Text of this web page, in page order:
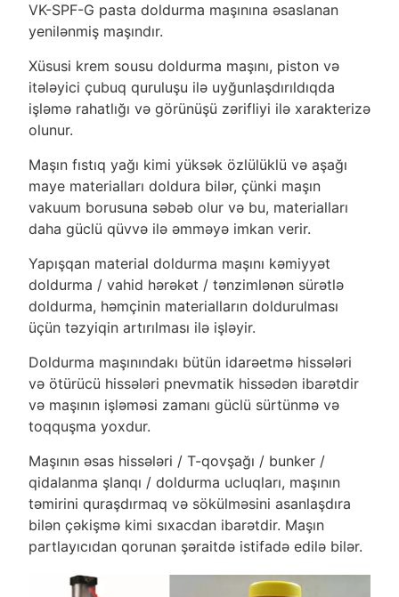
VK-SPF-G pasta doldurma maşınına əsaslanan
yenilənmiş maşındır.
Xüsusi krem sousu doldurma maşını, piston və
itələyici çubuq quruluşu ilə uyğunlaşdırıldıqda
işləmə rahatlığı və görünüşü zərifliyi ilə xarakterizə
olunur.
Maşın fıstıq yağı kimi yüksək özlülüklü və aşağı
maye materialları doldura bilər, çünki maşın
vakuum borusuna səbəb olur və bu, materialları
daha güclü qüvvə ilə əmməyə imkan verir.
Yapışqan material doldurma maşını kəmiyyət
doldurma / vahid hərəkət / tənzimlənən sürətlə
doldurma, həmçinin materialların doldurulması
üçün təzyiqin artırılması ilə işləyir.
Doldurma maşınındakı bütün idarəetmə hissələri
və ötürücü hissələri pnevmatik hissədən ibarətdir
və maşının işləməsi zamanı güclü sürtünmə və
toqquşma yoxdur.
Maşının əsas hissələri / T-qovşağı / bunker /
qidalanma şlanqı / doldurma ucluqları, maşının
təmirini quraşdırmaq və sökülməsini asanlaşdıra
bilən çəkişmə kimi sıxacdan ibarətdir. Maşın
partlayıcıdan qorunan şəraitdə istifadə edilə bilər.